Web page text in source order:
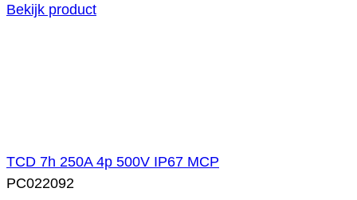
Bekijk product
TCD 7h 250A 4p 500V IP67 MCP
PC022092